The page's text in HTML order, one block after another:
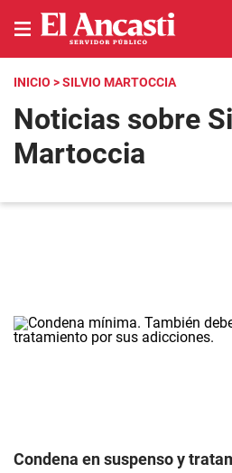
INICIO > SILVIO MARTOCCIA
Noticias sobre
Martoccia
Condena en suspenso y